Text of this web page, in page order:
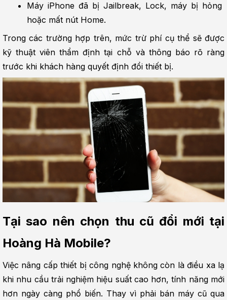
Máy iPhone đã bị Jailbreak, Lock, máy bị hỏng
hoặc mất nút Home.
Trong các trường hợp trên, mức trừ phí cụ thể sẽ được
kỹ thuật viên thẩm định tại chỗ và thông báo rõ ràng
trước khi khách hàng quyết định đổi thiết bị.
Tại sao nên chọn thu cũ đổi mới tại
Hoàng Hà Mobile?
Việc nâng cấp thiết bị công nghệ không còn là điều xa lạ
khi nhu cầu trải nghiệm hiệu suất cao hơn, tính năng mới
hơn ngày càng phổ biến. Thay vì phải bán máy cũ qua